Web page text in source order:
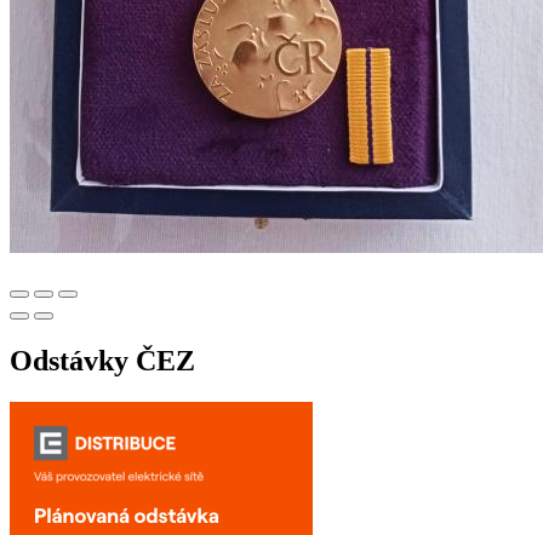
Odstávky ČEZ